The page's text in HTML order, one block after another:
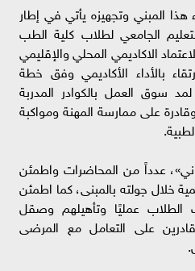
هذا المبني وتجهيزه يأتي في إطار
الجامعي لطلاب كلية الطب
الاكاديمي المحلي والإقليمي
بالأداء الأكاديمي وفق خطة
سوق العمل بالكوادر المدربة
على ممارسة المهنة ومواكبة
عدداً من المحاضرات واطمئن
خلال جولته بالمبنى، كما اطمئن
الطلاب عمليًا وتأهيلهم وصقل
قادرين على التعامل مع المرضى